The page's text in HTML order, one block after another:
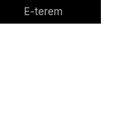
E-terem